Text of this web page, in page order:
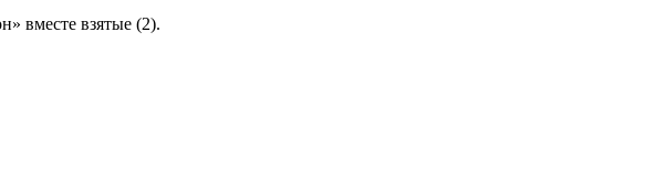
вместе взятые (2).